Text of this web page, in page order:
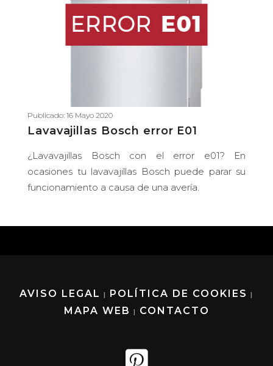
Publicado: 16 Mayo 2020
Lavavajillas Bosch error E01
¿Lavavajillas Bosch con el error e01? En
ocasiones tu lavavajillas Bosch puede parar su
funcionamiento a causa de una avería.
AVISO LEGAL | POLÍTICA DE COOKIES |
MAPA WEB | CONTACTO